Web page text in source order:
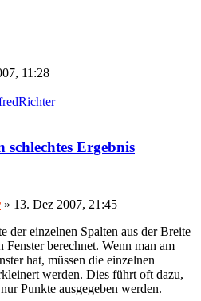
11:28
Ergebnis
» 13. Dez 2007, 21:45
einzelnen Spalten aus der Breite
Fenster berechnet. Wenn man am
hat, müssen die einzelnen
werden. Dies führt oft dazu,
Punkte ausgegeben werden.